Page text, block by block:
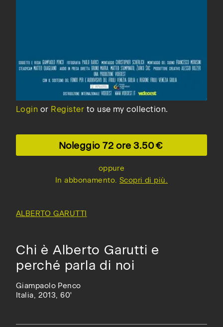
Login or Register to use my collection.
ALBERTO GARUTTI
Chi è Alberto Garutti e
perché parla di noi
Giampaolo Penco
Italia, 2013, 60'
Noleggio 72 ore 3.50
oppure
In abbonamento. Scopri di più.